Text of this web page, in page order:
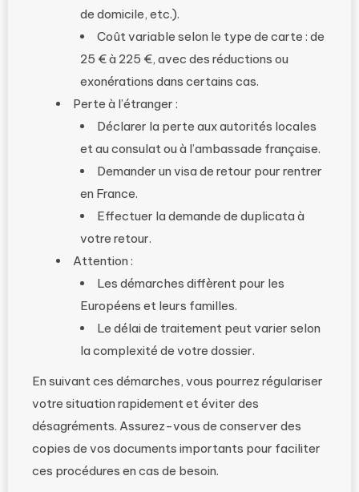
de domicile, etc.).
Coût variable selon le type de carte : de
25 € à 225 €, avec des réductions ou
exonérations dans certains cas.
Perte à l’étranger :
Déclarer la perte aux autorités locales
et au consulat ou à l’ambassade française.
Demander un visa de retour pour rentrer
en France.
Effectuer la demande de duplicata à
votre retour.
Attention :
Les démarches diffèrent pour les
Européens et leurs familles.
Le délai de traitement peut varier selon
la complexité de votre dossier.
En suivant ces démarches, vous pourrez régulariser
votre situation rapidement et éviter des
désagréments. Assurez-vous de conserver des
copies de vos documents importants pour faciliter
ces procédures en cas de besoin.